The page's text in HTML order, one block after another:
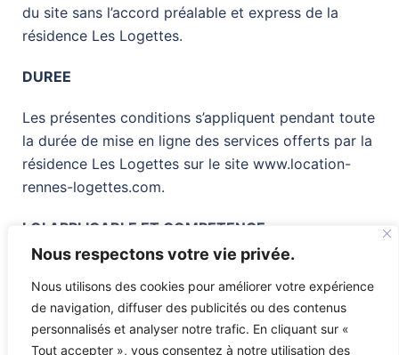
Nous respectons votre vie privée.
Nous utilisons des cookies pour améliorer votre expérience
de navigation, diffuser des publicités ou des contenus
personnalisés et analyser notre trafic. En cliquant sur «
Tout accepter », vous consentez à notre utilisation des
du site sans l’accord préalable et express de la
résidence Les Logettes.
DUREE
Les présentes conditions s’appliquent pendant toute
la durée de mise en ligne des services offerts par la
résidence Les Logettes sur le site www.location-
rennes-logettes.com.
LOI APPLICABLE ET COMPETENCE
Les présentes conditions sont soumises à la loi
française. L’attribution de compétence en cas de
litige, et à défaut d’accord amiable entre les parties,
est donnée aux tribunaux français compétents.